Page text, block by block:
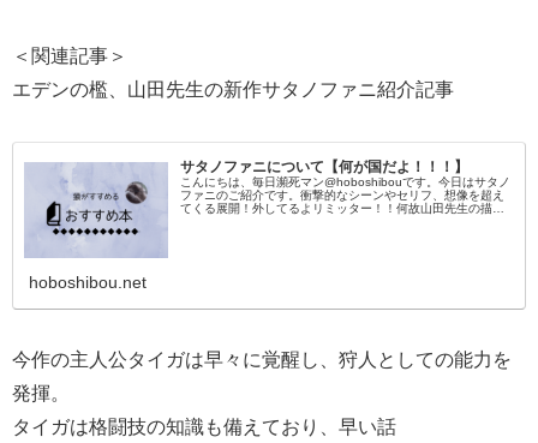
＜関連記事＞
エデンの檻、山田先生の新作サタノファニ紹介記事
サタノファニについて【何が国だよ！！！】
こんにちは、毎日瀕死マン@hoboshibouです。今日はサタノ
ファニのご紹介です。衝撃的なシーンやセリフ、想像を超え
てくる展開！外してるよリミッター！！何故山田先生の描か
hoboshibou.net
今作の主人公タイガは早々に覚醒し、狩人としての能力を
発揮。
タイガは格闘技の知識も備えており、早い話